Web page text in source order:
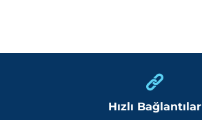
Hızlı Bağlantılar